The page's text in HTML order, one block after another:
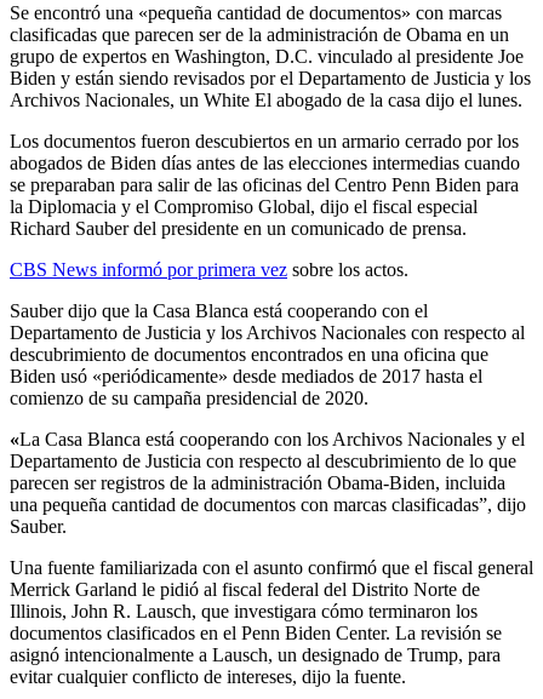
Se encontró una «pequeña cantidad de documentos» con marcas
clasificadas que parecen ser de la administración de Obama en un
grupo de expertos en Washington, D.C. vinculado al presidente Joe
Biden y están siendo revisados ​​por el Departamento de Justicia y los
Archivos Nacionales, un White El abogado de la casa dijo el lunes.
Los documentos fueron descubiertos en un armario cerrado por los
abogados de Biden días antes de las elecciones intermedias cuando
se preparaban para salir de las oficinas del Centro Penn Biden para
la Diplomacia y el Compromiso Global, dijo el fiscal especial
Richard Sauber del presidente en un comunicado de prensa.
CBS News informó por primera vez sobre los actos.
Sauber dijo que la Casa Blanca está cooperando con el
Departamento de Justicia y los Archivos Nacionales con respecto al
descubrimiento de documentos encontrados en una oficina que
Biden usó «periódicamente» desde mediados de 2017 hasta el
comienzo de su campaña presidencial de 2020.
«La Casa Blanca está cooperando con los Archivos Nacionales y el
Departamento de Justicia con respecto al descubrimiento de lo que
parecen ser registros de la administración Obama-Biden, incluida
una pequeña cantidad de documentos con marcas clasificadas”, dijo
Sauber.
Una fuente familiarizada con el asunto confirmó que el fiscal general
Merrick Garland le pidió al fiscal federal del Distrito Norte de
Illinois, John R. Lausch, que investigara cómo terminaron los
documentos clasificados en el Penn Biden Center. La revisión se
asignó intencionalmente a Lausch, un designado de Trump, para
evitar cualquier conflicto de intereses, dijo la fuente.